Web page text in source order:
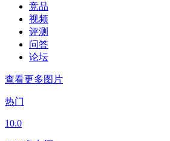
竞品
视频
评测
问答
论坛
查看更多图片
热门
10.0